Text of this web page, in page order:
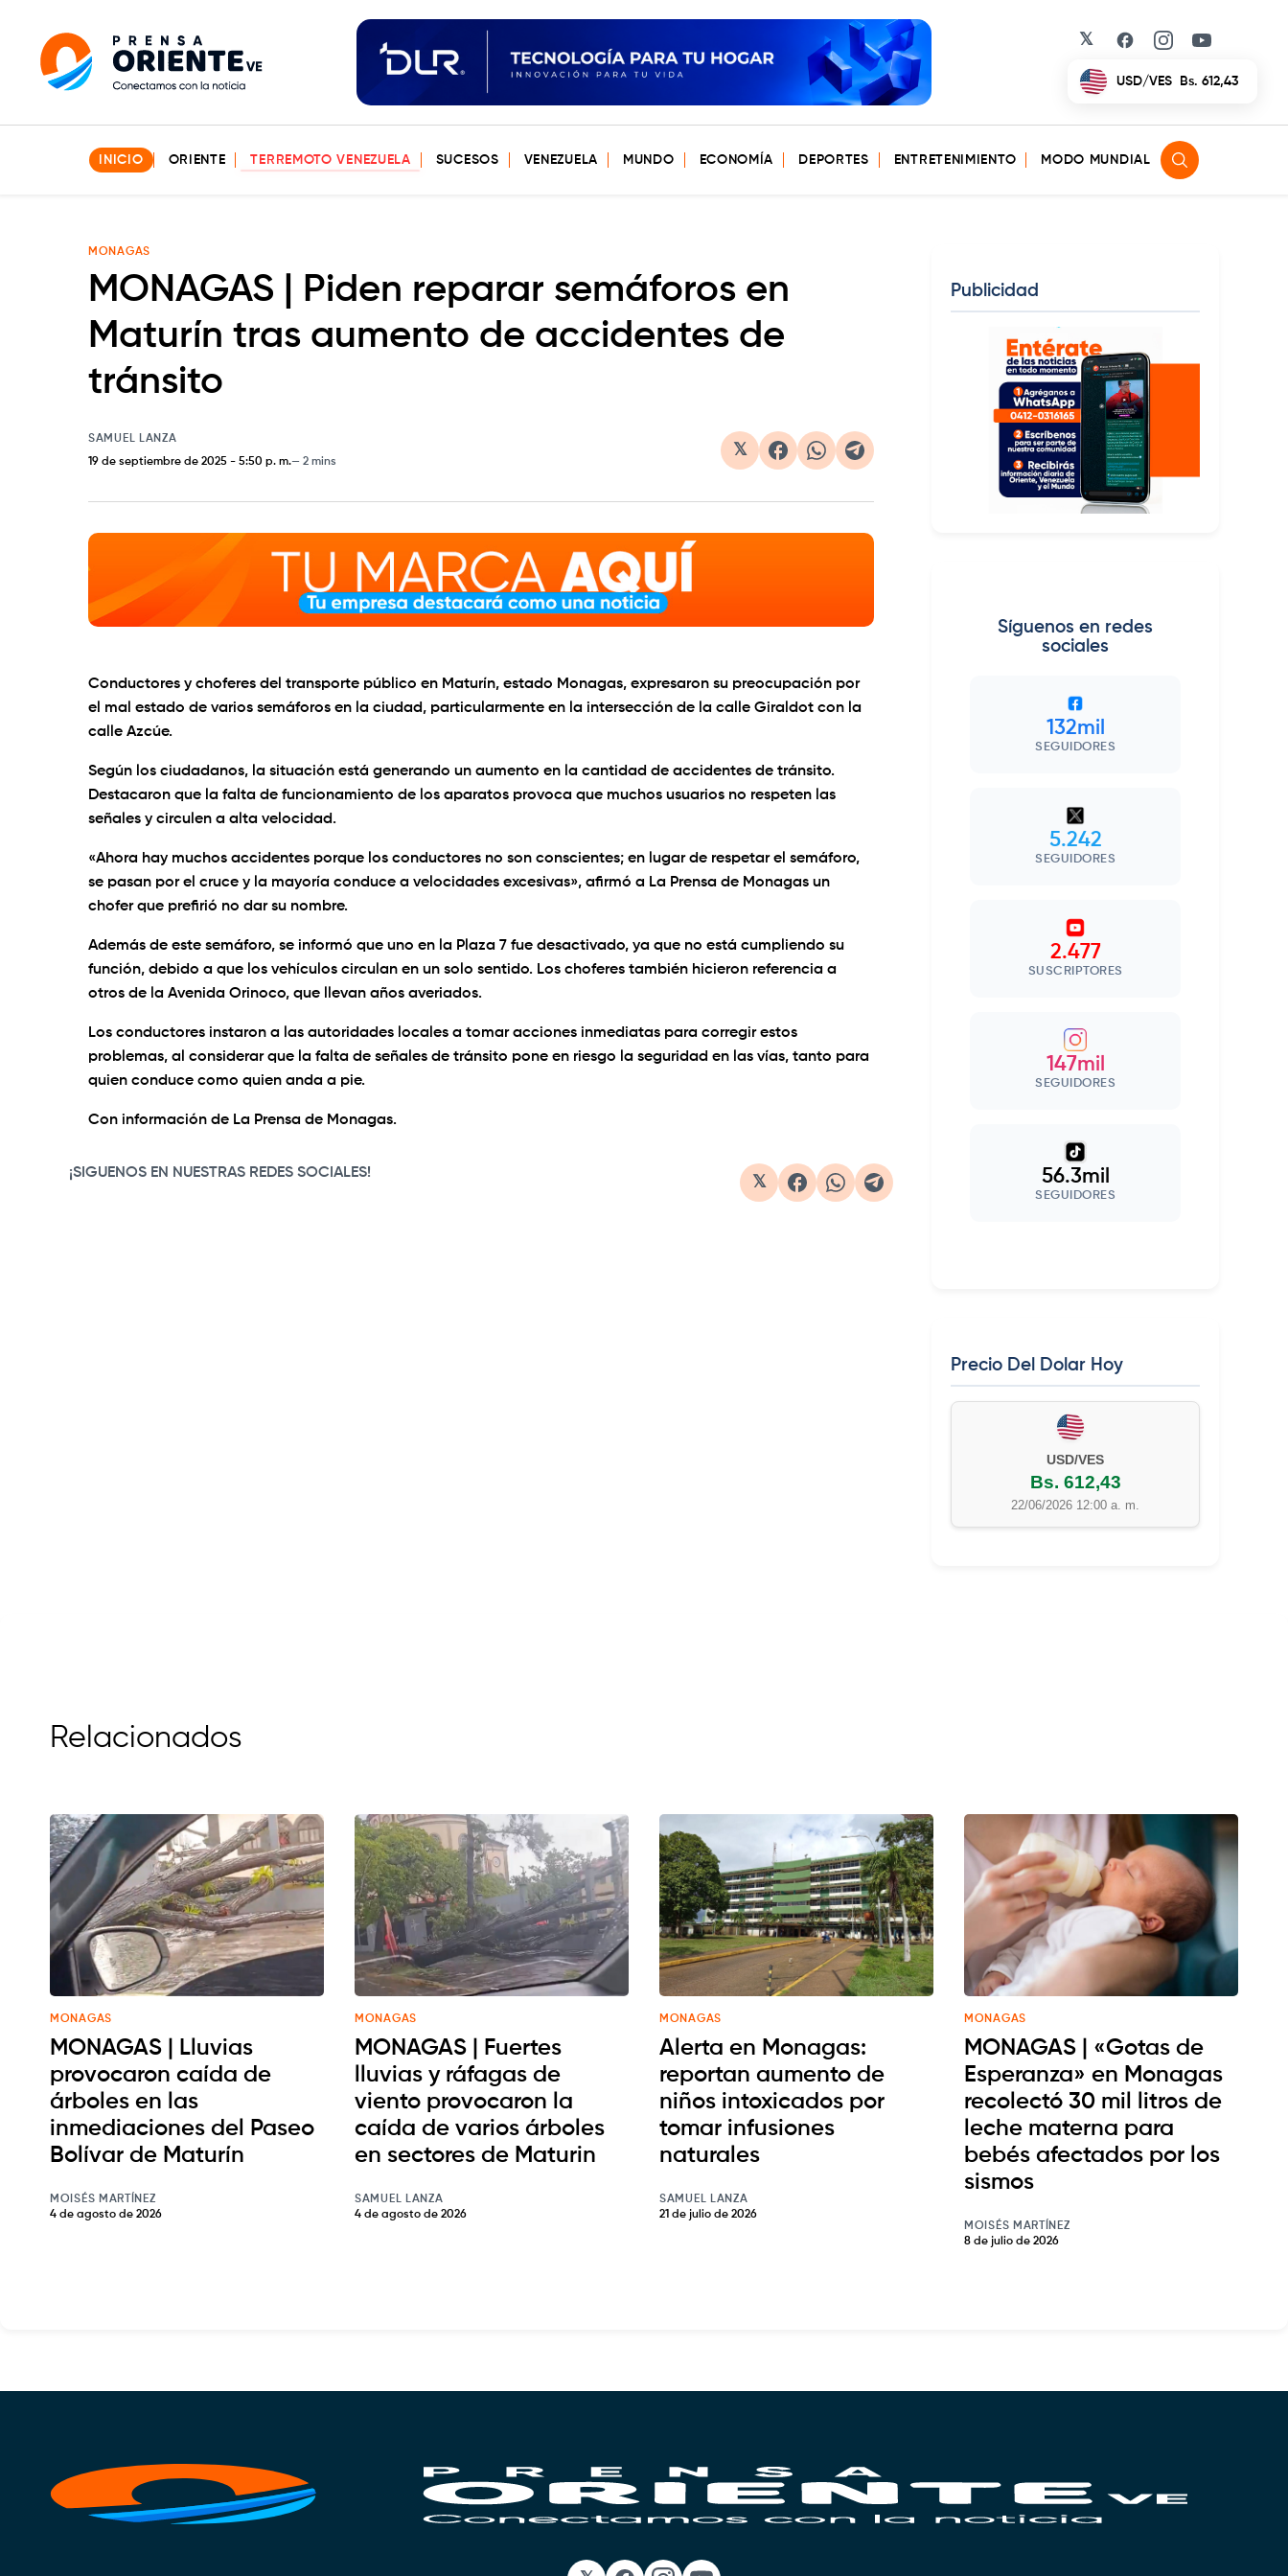
𝕏 Facebook
Instagram
YouTube
EUR/VES Bs. 702,42
INICIO ORIENTE TERREMOTO VENEZUELA SUCESOS VENEZUELA MUNDO ECONOMÍA DEPORTES ENTRETENIMIENTO MODO MUNDIAL
MONAGAS
MONAGAS | Piden reparar semáforos en
Maturín tras aumento de accidentes de
tránsito
SAMUEL LANZA
19 de septiembre de 2025 - 5:50 p. m. 2 mins
𝕏
Conductores y choferes del transporte público en Maturín, estado Monagas, expresaron su preocupación por
el mal estado de varios semáforos en la ciudad, particularmente en la intersección de la calle Giraldot con la
calle Azcúe.
Según los ciudadanos, la situación está generando un aumento en la cantidad de accidentes de tránsito.
Destacaron que la falta de funcionamiento de los aparatos provoca que muchos usuarios no respeten las
señales y circulen a alta velocidad.
«Ahora hay muchos accidentes porque los conductores no son conscientes; en lugar de respetar el semáforo,
se pasan por el cruce y la mayoría conduce a velocidades excesivas», afirmó a La Prensa de Monagas un
chofer que prefirió no dar su nombre.
Además de este semáforo, se informó que uno en la Plaza 7 fue desactivado, ya que no está cumpliendo su
función, debido a que los vehículos circulan en un solo sentido. Los choferes también hicieron referencia a
otros de la Avenida Orinoco, que llevan años averiados.
Los conductores instaron a las autoridades locales a tomar acciones inmediatas para corregir estos
problemas, al considerar que la falta de señales de tránsito pone en riesgo la seguridad en las vías, tanto para
quien conduce como quien anda a pie.
Con información de La Prensa de Monagas.
¡SIGUENOS EN NUESTRAS REDES SOCIALES!
𝕏
Publicidad
Síguenos en redes
sociales
132mil
SEGUIDORES
5.242
SEGUIDORES
2.477
SUSCRIPTORES
147mil
SEGUIDORES
56.3mil
SEGUIDORES
Precio Del Dolar Hoy
EUR/VES
Bs. 702,42
22/06/2026 12:00 a. m.
Relacionados
MONAGAS
MONAGAS | Lluvias
provocaron caída de
árboles en las
inmediaciones del Paseo
Bolívar de Maturín
MOISÉS MARTÍNEZ
4 de agosto de 2026
MONAGAS
MONAGAS | Fuertes
lluvias y ráfagas de
viento provocaron la
caída de varios árboles
en sectores de Maturin
SAMUEL LANZA
4 de agosto de 2026
MONAGAS
Alerta en Monagas:
reportan aumento de
niños intoxicados por
tomar infusiones
naturales
SAMUEL LANZA
21 de julio de 2026
MONAGAS
MONAGAS | «Gotas de
Esperanza» en Monagas
recolectó 30 mil litros de
leche materna para
bebés afectados por los
sismos
MOISÉS MARTÍNEZ
8 de julio de 2026